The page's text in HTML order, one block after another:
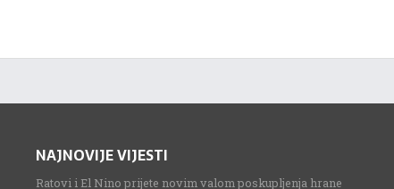
NAJNOVIJE VIJESTI
Ratovi i El Nino prijete novim valom poskupljenja hrane